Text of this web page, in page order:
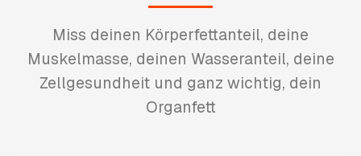
Miss deinen Körperfettanteil, deine
Muskelmasse, deinen Wasseranteil, deine
Zellgesundheit und ganz wichtig, dein
Organfett